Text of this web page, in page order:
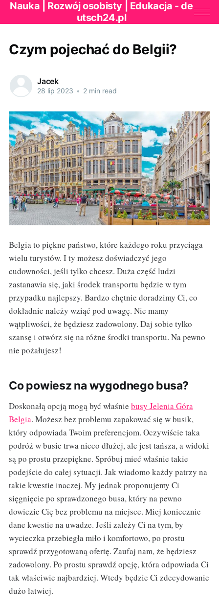
Nauka | Rozwój osobisty | Edukacja - de
utsch24.pl
Czym pojechać do Belgii?
Jacek
28 lip 2023 • 2 min read
Belgia to piękne państwo, które każdego roku przyciąga
wielu turystów. I ty możesz doświadczyć jego
cudowności, jeśli tylko chcesz. Duża część ludzi
zastanawia się, jaki środek transportu będzie w tym
przypadku najlepszy. Bardzo chętnie doradzimy Ci, co
dokładnie należy wziąć pod uwagę. Nie mamy
wątpliwości, że będziesz zadowolony. Daj sobie tylko
szansę i otwórz się na różne środki transportu. Na pewno
nie pożałujesz!
Co powiesz na wygodnego busa?
Doskonałą opcją mogą być właśnie busy Jelenia Góra
Belgia. Możesz bez problemu zapakować się w busik,
który odpowiada Twoim preferencjom. Oczywiście taka
podróż w busie trwa nieco dłużej, ale jest tańsza, a widoki
są po prostu przepiękne. Spróbuj mieć właśnie takie
podejście do całej sytuacji. Jak wiadomo każdy patrzy na
takie kwestie inaczej. My jednak proponujemy Ci
sięgnięcie po sprawdzonego busa, który na pewno
dowiezie Cię bez problemu na miejsce. Miej koniecznie
dane kwestie na uwadze. Jeśli zależy Ci na tym, by
wycieczka przebiegła miło i komfortowo, po prostu
sprawdź przygotowaną ofertę. Zaufaj nam, że będziesz
zadowolony. Po prostu sprawdź opcję, która odpowiada Ci
tak właściwie najbardziej. Wtedy będzie Ci zdecydowanie
dużo łatwiej.